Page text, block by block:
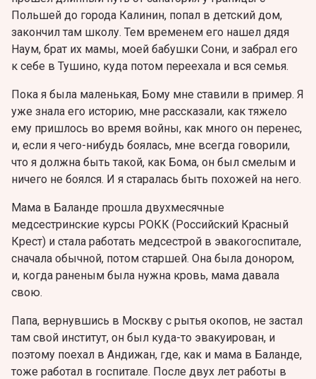
Польшей до города Калинин, попал в детский дом,
закончил там школу. Тем временем его нашел дядя
Наум, брат их мамы, моей бабушки Сони, и забрал его
к себе в Тушино, куда потом переехала и вся семья.
Пока я была маленькая, Бому мне ставили в пример. Я
уже знала его историю, мне рассказали, как тяжело
ему пришлось во время войны, как много он перенес,
и, если я чего-нибудь боялась, мне всегда говорили,
что я должна быть такой, как Бома, он был смелым и
ничего не боялся. И я старалась быть похожей на него.
Мама в Баланде прошла двухмесячные
медсестринские курсы РОКК (Российский Красный
Крест) и стала работать медсестрой в эвакогоспитале,
сначала обычной, потом старшей. Она была донором,
и, когда раненым была нужна кровь, мама давала
свою.
Папа, вернувшись в Москву с рытья окопов, не застал
там свой институт, он был куда-то эвакуирован, и
поэтому поехал в Андижан, где, как и мама в Баланде,
тоже работал в госпитале. После двух лет работы в